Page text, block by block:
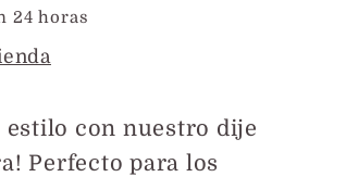
24 horas
estilo con nuestro dije
Perfecto para los